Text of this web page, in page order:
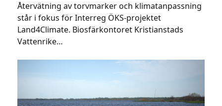
Återvätning av torvmarker och klimatanpassning
står i fokus för Interreg ÖKS-projektet
Land4Climate. Biosfärkontoret Kristianstads
Vattenrike…